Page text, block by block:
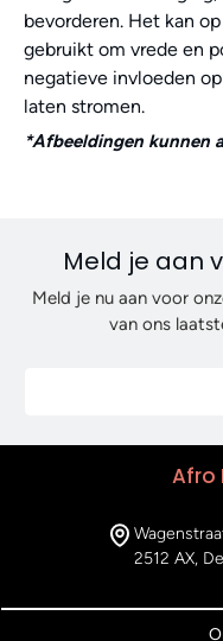
bevorderen. Het kan
gebruikt om vrede en
negatieve invloeden
laten stromen.
*Afbeeldingen kunnen
Meld je aan
Meld je nu aan voor
van ons
Afro
2512 AX,